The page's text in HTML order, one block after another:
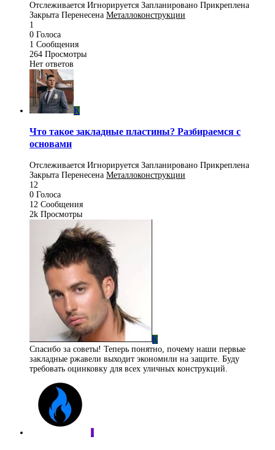
Отслеживается Игнорируется Запланировано Прикреплена
Закрыта Перенесена Металлоконструкции
1
0 Голоса
1 Сообщения
264 Просмотры
Нет ответов
K
Что такое закладные пластины? Разбираемся с
основами
Отслеживается Игнорируется Запланировано Прикреплена
Закрыта Перенесена Металлоконструкции
12
0 Голоса
12 Сообщения
2k Просмотры
К
Спасибо за советы! Теперь понятно, почему наши первые
закладные ржавели выходит экономили на защите. Буду
требовать оцинковку для всех уличных конструкций.
I